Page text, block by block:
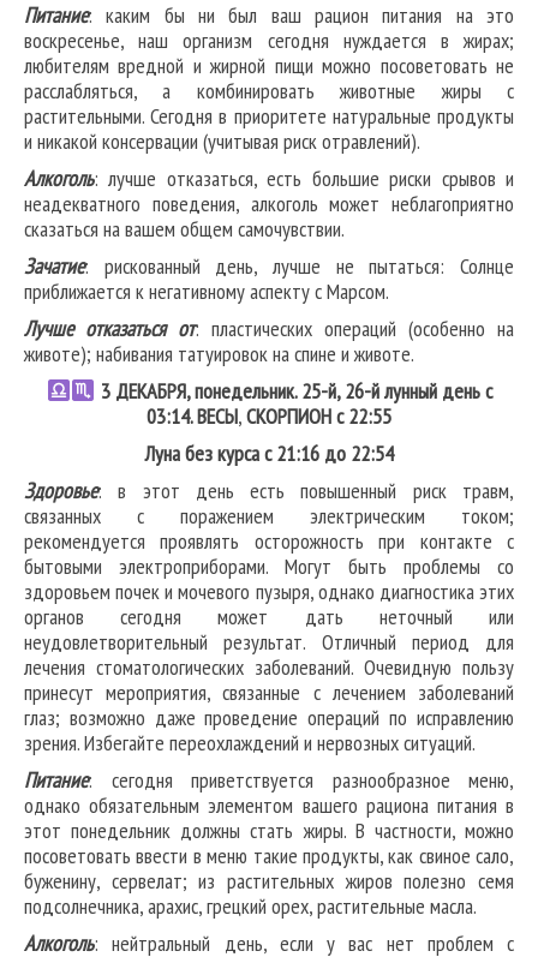
Питание: каким бы ни был ваш рацион питания на это
воскресенье, наш организм сегодня нуждается в жирах;
любителям вредной и жирной пищи можно посоветовать не
расслабляться, а комбинировать животные жиры с
растительными. Сегодня в приоритете натуральные продукты
и никакой консервации (учитывая риск отравлений).
Алкоголь: лучше отказаться, есть большие риски срывов и
неадекватного поведения, алкоголь может неблагоприятно
сказаться на вашем общем самочувствии.
Зачатие: рискованный день, лучше не пытаться: Солнце
приближается к негативному аспекту с Марсом.
Лучше отказаться от: пластических операций (особенно на
животе); набивания татуировок на спине и животе.
3 ДЕКАБРЯ, понедельник. 25-й, 26-й лунный день с
03:14.ВЕСЫ,СКОРПИОНс 22:55
Луна без курса с 21:16 до 22:54
Здоровье: в этот день есть повышенный риск травм,
связанных с поражением электрическим током;
рекомендуется проявлять осторожность при контакте с
бытовыми электроприборами. Могут быть проблемы со
здоровьем почек и мочевого пузыря, однако диагностика этих
органов сегодня может дать неточный или
неудовлетворительный результат. Отличный период для
лечения стоматологических заболеваний. Очевидную пользу
принесут мероприятия, связанные с лечением заболеваний
глаз; возможно даже проведение операций по исправлению
зрения. Избегайте переохлаждений и нервозных ситуаций.
Питание: сегодня приветствуется разнообразное меню,
однако обязательным элементом вашего рациона питания в
этот понедельник должны стать жиры. В частности, можно
посоветовать ввести в меню такие продукты, как свиное сало,
буженину, сервелат; из растительных жиров полезно семя
подсолнечника, арахис, грецкий орех, растительные масла.
Алкоголь: нейтральный день, если у вас нет проблем с